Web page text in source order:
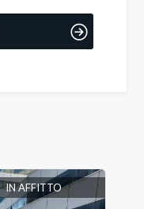
IN AFFITTO